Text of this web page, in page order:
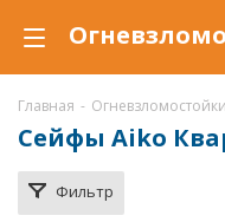
Главная -
Сейфы Aiko
Фильтр